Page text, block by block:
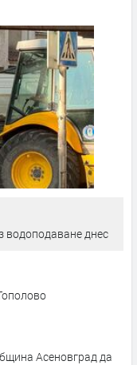
водоподаване днес
Асеновград да